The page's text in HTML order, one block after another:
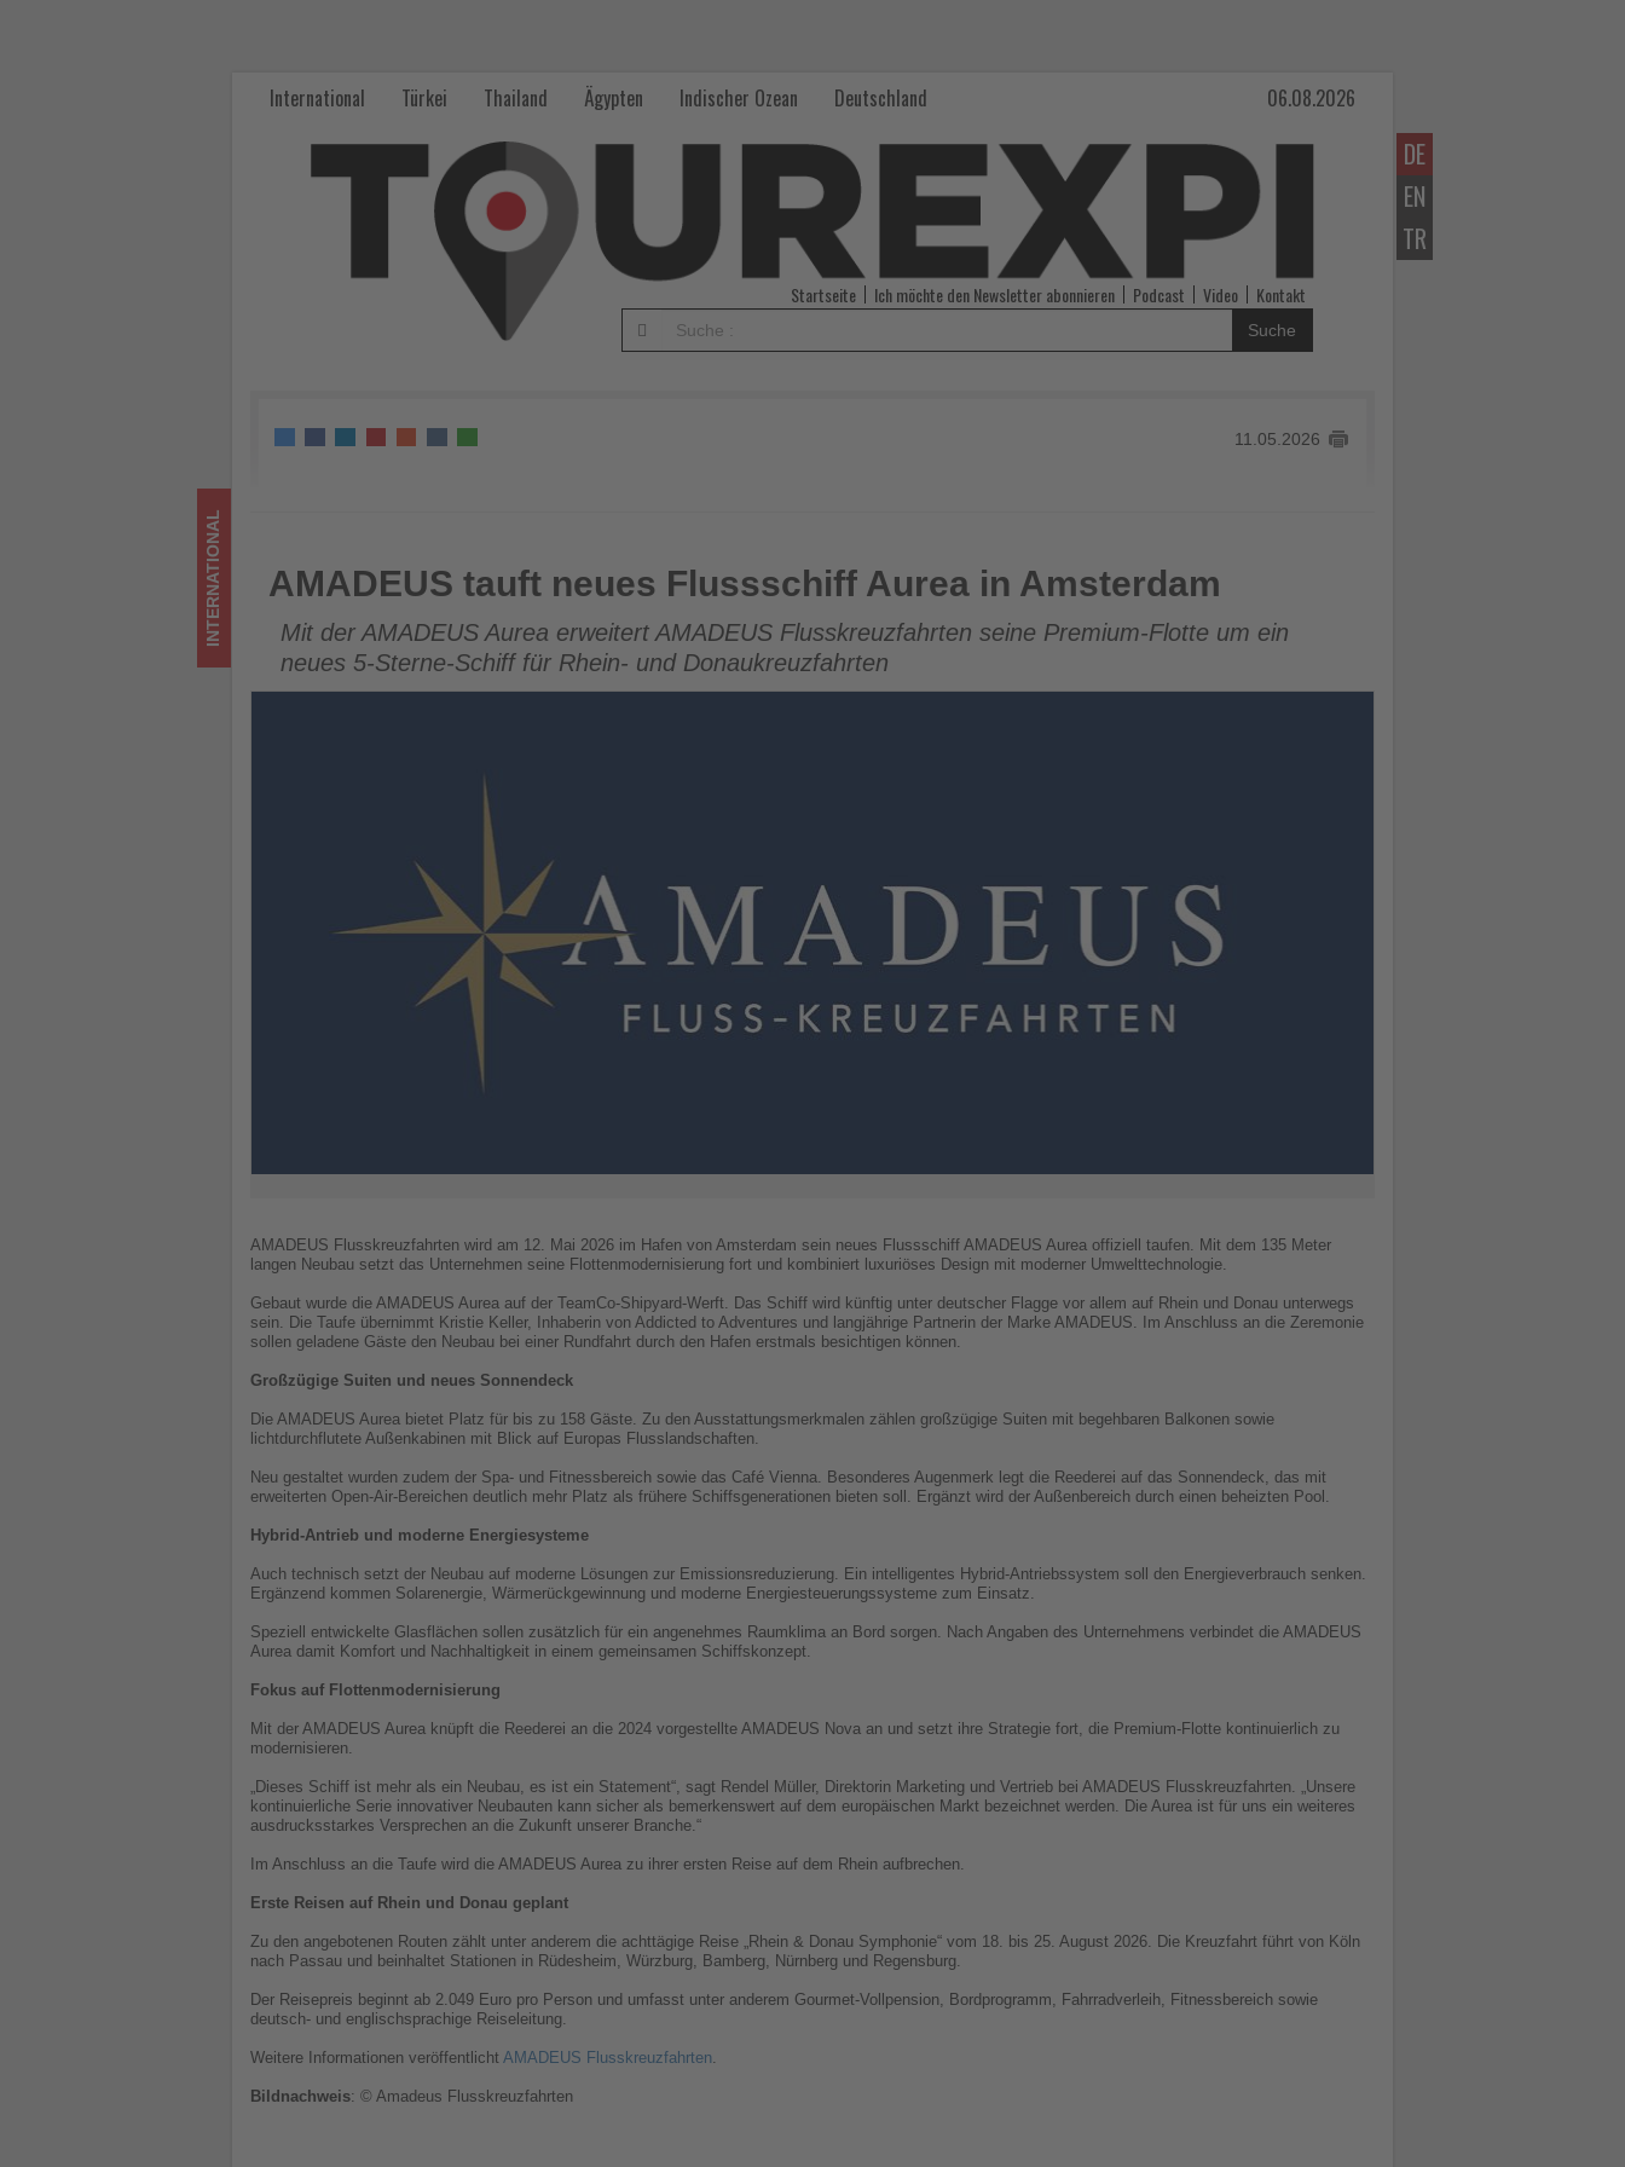
DE
EN
TR
International Türkei Thailand Ägypten Indischer Ozean Deutschland 06.08.2026
Startseite Ich möchte den Newsletter abonnieren Podcast Video Kontakt
Suche
11.05.2026
AMADEUS tauft neues Flussschiff Aurea in Amsterdam
INTERNATIONAL AMADEUS tauft neues Flussschiff Aurea in Amsterdam
Mit der AMADEUS Aurea erweitert AMADEUS Flusskreuzfahrten seine Premium-Flotte um ein
neues 5-Sterne-Schiff für Rhein- und Donaukreuzfahrten
AMADEUS Flusskreuzfahrten wird am 12. Mai 2026 im Hafen von Amsterdam sein neues Flussschiff AMADEUS Aurea offiziell taufen. Mit dem 135 Meter
langen Neubau setzt das Unternehmen seine Flottenmodernisierung fort und kombiniert luxuriöses Design mit moderner Umwelttechnologie.
Gebaut wurde die AMADEUS Aurea auf der TeamCo-Shipyard-Werft. Das Schiff wird künftig unter deutscher Flagge vor allem auf Rhein und Donau unterwegs
sein. Die Taufe übernimmt Kristie Keller, Inhaberin von Addicted to Adventures und langjährige Partnerin der Marke AMADEUS. Im Anschluss an die Zeremonie
sollen geladene Gäste den Neubau bei einer Rundfahrt durch den Hafen erstmals besichtigen können.
Großzügige Suiten und neues Sonnendeck
Die AMADEUS Aurea bietet Platz für bis zu 158 Gäste. Zu den Ausstattungsmerkmalen zählen großzügige Suiten mit begehbaren Balkonen sowie
lichtdurchflutete Außenkabinen mit Blick auf Europas Flusslandschaften.
Neu gestaltet wurden zudem der Spa- und Fitnessbereich sowie das Café Vienna. Besonderes Augenmerk legt die Reederei auf das Sonnendeck, das mit
erweiterten Open-Air-Bereichen deutlich mehr Platz als frühere Schiffsgenerationen bieten soll. Ergänzt wird der Außenbereich durch einen beheizten Pool.
Hybrid-Antrieb und moderne Energiesysteme
Auch technisch setzt der Neubau auf moderne Lösungen zur Emissionsreduzierung. Ein intelligentes Hybrid-Antriebssystem soll den Energieverbrauch senken.
Ergänzend kommen Solarenergie, Wärmerückgewinnung und moderne Energiesteuerungssysteme zum Einsatz.
Speziell entwickelte Glasflächen sollen zusätzlich für ein angenehmes Raumklima an Bord sorgen. Nach Angaben des Unternehmens verbindet die AMADEUS
Aurea damit Komfort und Nachhaltigkeit in einem gemeinsamen Schiffskonzept.
Fokus auf Flottenmodernisierung
Mit der AMADEUS Aurea knüpft die Reederei an die 2024 vorgestellte AMADEUS Nova an und setzt ihre Strategie fort, die Premium-Flotte kontinuierlich zu
modernisieren.
„Dieses Schiff ist mehr als ein Neubau, es ist ein Statement“, sagt Rendel Müller, Direktorin Marketing und Vertrieb bei AMADEUS Flusskreuzfahrten. „Unsere
kontinuierliche Serie innovativer Neubauten kann sicher als bemerkenswert auf dem europäischen Markt bezeichnet werden. Die Aurea ist für uns ein weiteres
ausdrucksstarkes Versprechen an die Zukunft unserer Branche.“
Im Anschluss an die Taufe wird die AMADEUS Aurea zu ihrer ersten Reise auf dem Rhein aufbrechen.
Erste Reisen auf Rhein und Donau geplant
Zu den angebotenen Routen zählt unter anderem die achttägige Reise „Rhein & Donau Symphonie“ vom 18. bis 25. August 2026. Die Kreuzfahrt führt von Köln
nach Passau und beinhaltet Stationen in Rüdesheim, Würzburg, Bamberg, Nürnberg und Regensburg.
Der Reisepreis beginnt ab 2.049 Euro pro Person und umfasst unter anderem Gourmet-Vollpension, Bordprogramm, Fahrradverleih, Fitnessbereich sowie
deutsch- und englischsprachige Reiseleitung.
Weitere Informationen veröffentlicht AMADEUS Flusskreuzfahrten.
Bildnachweis: © Amadeus Flusskreuzfahrten